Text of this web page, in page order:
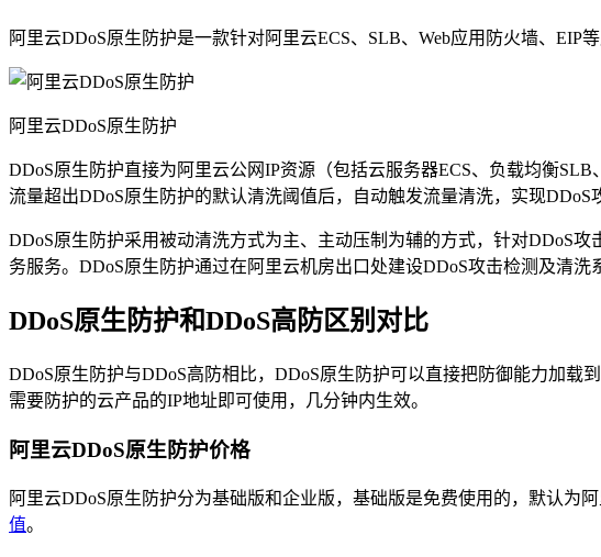
阿里云DDoS原生防护是一款针对阿里云ECS、SLB、Web应用防火墙、EIP
阿里云DDoS原生防护
DDoS原生防护直接为阿里云公网IP资源（包括云服务器ECS、负载均衡
流量超出DDoS原生防护的默认清洗阈值后，自动触发流量清洗，实现DDoS
DDoS原生防护采用被动清洗方式为主、主动压制为辅的方式，针对DDoS
务服务。DDoS原生防护通过在阿里云机房出口处建设DDoS攻击检测及清洗
DDoS原生防护和DDoS高防区别对比
DDoS原生防护与DDoS高防相比，DDoS原生防护可以直接把防御能力加
需要防护的云产品的IP地址即可使用，几分钟内生效。
阿里云DDoS原生防护价格
阿里云DDoS原生防护分为基础版和企业版，基础版是免费使用的，默认为
值。